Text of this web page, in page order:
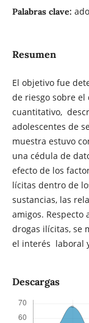
Palabras clave:
Resumen
El objetivo fue
de riesgo sobre el
cuantitativo,
adolescentes de
muestra estuvo
una cédula de
efecto de los
lícitas dentro de
sustancias, las
amigos. Respecto
drogas ilícitas, se
el interés laboral
Descargas